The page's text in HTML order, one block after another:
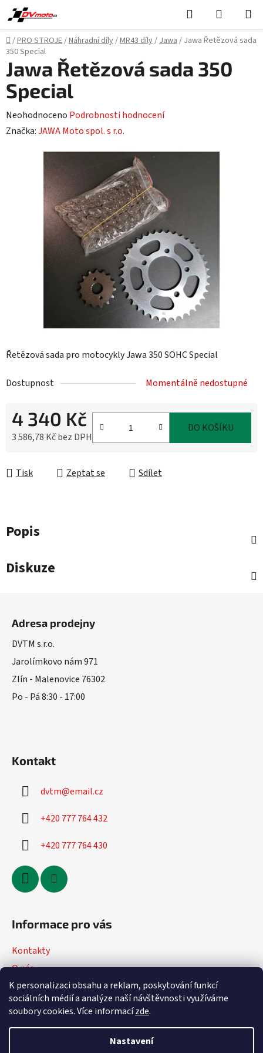
K personalizaci obsahu a reklam, poskytování funkcí
sociálních médií a analýze naší návštěvnosti využíváme
soubory cookies. Více informacízde.
Nastavení
Přejít
na
obsah
Hledat
KOŠÍK
Domů
/PRO STROJE/Náhradní díly/MR43 díly/Jawa/ Jawa Řetězová sada
350 Special
Řetězová sada pro motocykly Jawa 350 SOHC Special
Dostupnost Momentálně nedostupné
4 340 Kč
3 586,78 Kč bez DPH
DO KOŠÍKU
Tisk Zeptat se Sdílet
Jawa Řetězová sada 350
Special
Průměrné
hodnocení
hvězdiček.
Neohodnoceno Podrobnosti hodnocení
Značka:JAWA Moto spol. s r.o.
Popis
Diskuze
Adresa prodejny
DVTM s.r.o.
Jarolímkovo nám 971
Zlín - Malenovice 76302
Po - Pá 8:30 - 17:00
Kontakt
dvtm@email.cz
+420 777 764 432
+420 777 764 430
Informace pro vás
Kontakty
O nás
Jak nakupovat
Obchodní podmínky